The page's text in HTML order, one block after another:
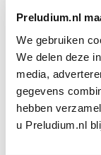
Preludium.nl
We gebruiken
We delen deze
media,
gegevens
hebben
u Preludium.nl